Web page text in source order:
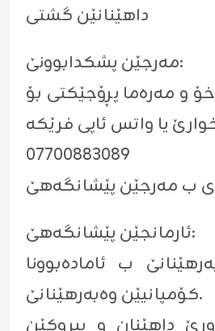
داهێنانێن گشتی
مەرجێن پشکدابوونێ:
خۆ و مەرەما پڕۆجێکتی بۆ
07700883089
ئارمانجێن پێشانگەهێ:
ب ئامادەبوونا
کۆمپانیێن وەبەرهێنانێ.